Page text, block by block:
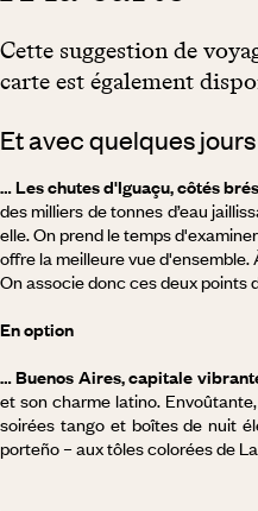
Cette suggestion de
carte est également
Et avec quelques
… Les chutes d'Iguaçu, côtés
des milliers de tonnes d’eau
elle. On prend le temps
offre la meilleure vue
On associe donc ces deux points
En option
… Buenos Aires, capitale
et son charme latino.
soirées tango et boîtes de nuit
porteño – aux tôles colorées de